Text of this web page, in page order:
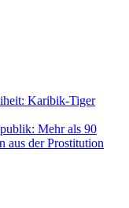
Karibik-Tiger
Mehr als 90
aus der Prostitution